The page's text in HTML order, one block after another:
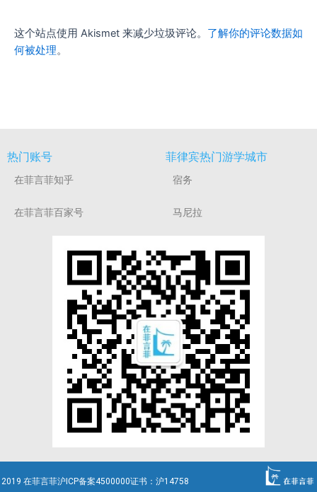
这个站点使用 Akismet 来减少垃圾评论。 了解你的评论数据如
何被处理。
热门账号
在菲言菲知乎
在菲言菲百家号
菲律宾热门游学城市
宿务
马尼拉
2019 在菲言菲沪ICP备案4500000证书：沪14758